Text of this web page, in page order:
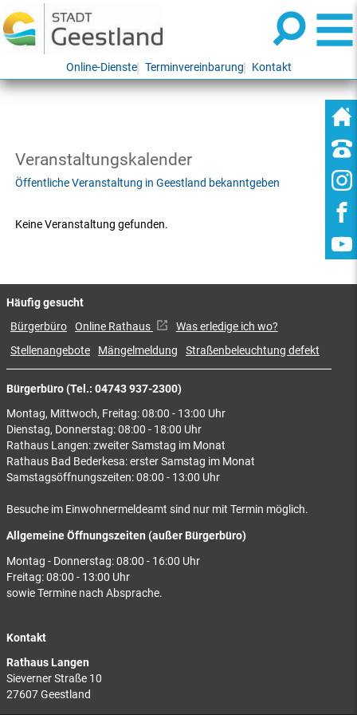
Online-Dienste Terminvereinbarung Kontakt
Veranstaltungskalender
Öffentliche Veranstaltung in Geestland bekanntgeben
Keine Veranstaltung gefunden.
Bürgerbüro (Tel.: 04743 937-2300)
Montag, Mittwoch, Freitag: 08:00 - 13:00 Uhr
Dienstag, Donnerstag: 08:00 - 18:00 Uhr
Rathaus Langen: zweiter Samstag im Monat
Rathaus Bad Bederkesa: erster Samstag im Monat
Samstagsöffnungszeiten: 08:00 - 13:00 Uhr
Besuche im Einwohnermeldeamt sind nur mit Termin möglich.
Allgemeine Öffnungszeiten (außer Bürgerbüro)
Montag - Donnerstag: 08:00 - 16:00 Uhr
Freitag: 08:00 - 13:00 Uhr
sowie Termine nach Absprache.
Kontakt
Rathaus Langen
Sieverner Straße 10
27607 Geestland
Häufig gesucht
Bürgerbüro Online Rathaus
Was erledige ich wo?
Stellenangebote
Mängelmeldung Straßenbeleuchtung defekt